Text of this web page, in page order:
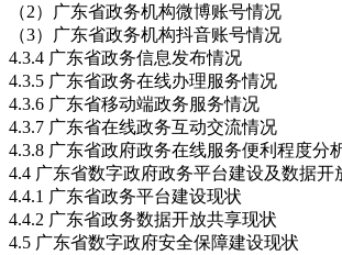
（2）广东省政务机构微博账号情况
（3）广东省政务机构抖音账号情况
4.3.4 广东省政务信息发布情况
4.3.5 广东省政务在线办理服务情况
4.3.6 广东省移动端政务服务情况
4.3.7 广东省在线政务互动交流情况
4.3.8 广东省政府政务在线服务便利程度分
4.4 广东省数字政府政务平台建设及数据开
4.4.1 广东省政务平台建设现状
4.4.2 广东省政务数据开放共享现状
4.5 广东省数字政府安全保障建设现状